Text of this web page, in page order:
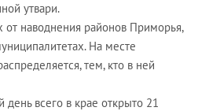
утвари.
наводнения районов Приморья,
На месте
тем, кто в ней
день всего в крае открыто 21